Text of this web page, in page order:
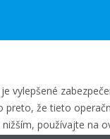
vylepšené
preto, že tieto
používajte na